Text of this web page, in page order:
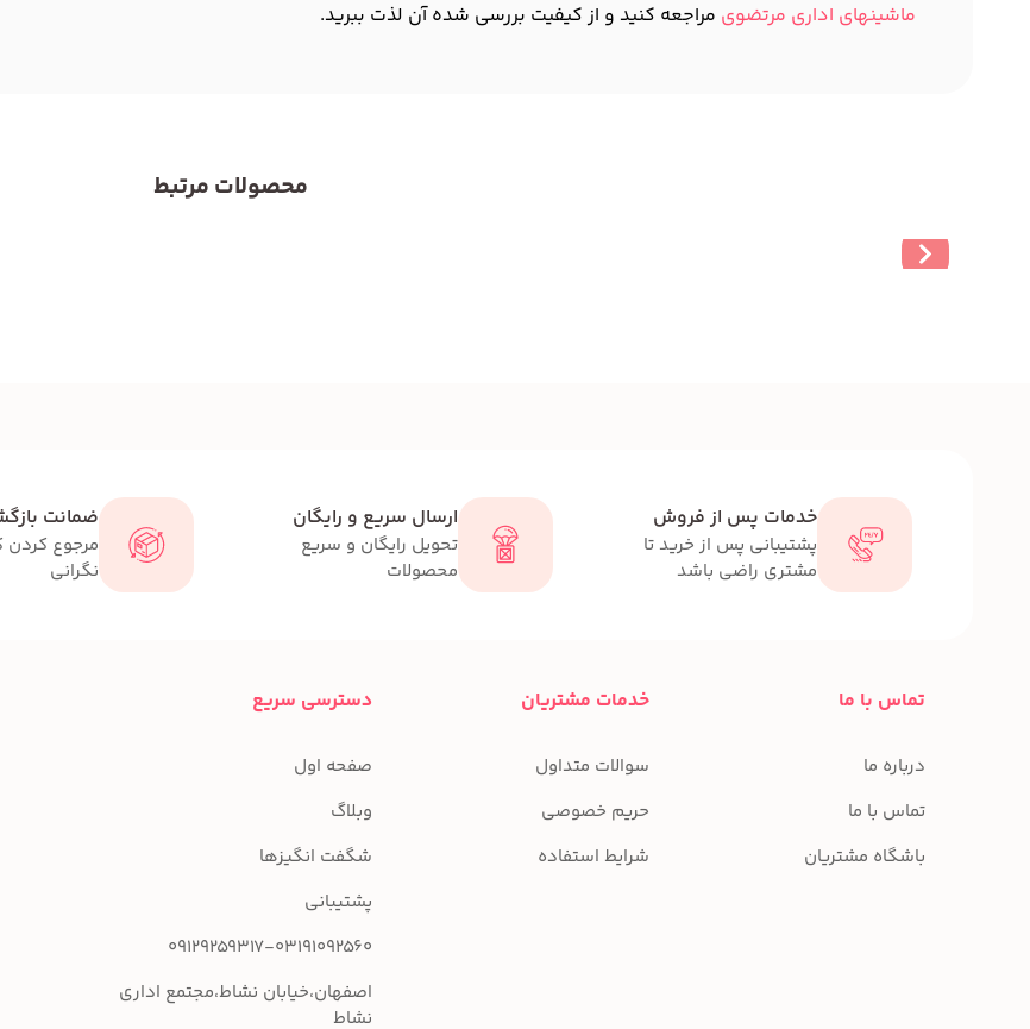
ماشینهای اداری مرتضوی مراجعه کنید و از کیفیت بررسی شده آن لذت ببرید.
محصولات مرتبط
خدمات پس از فروش
پشتیبانی پس از خرید تا
مشتری راضی باشد
ارسال سریع و رایگان
تحویل رایگان و سریع
محصولات
ضمانت
مرجوع کردن
نگرانی
تماس با ما
درباره ما
تماس با ما
باشگاه مشتریان
خدمات مشتریان
سوالات متداول
حریم خصوصی
شرایط استفاده
دسترسی سریع
صفحه اول
وبلاگ
شگفت انگیزها
پشتیبانی
09129259317-03191092560
اصفهان،خیابان نشاط،مجتمع اداری
نشاط